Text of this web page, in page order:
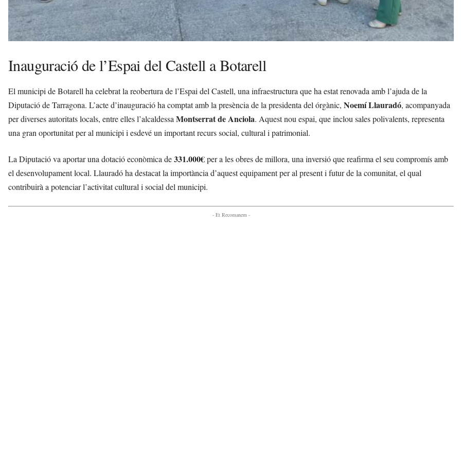
Inauguració de l’Espai del Castell a Botarell
El municipi de Botarell ha celebrat la reobertura de l’Espai del Castell, una infraestructura que ha estat renovada amb l’ajuda de la
Diputació de Tarragona. L’acte d’inauguració ha comptat amb la presència de la presidenta del órgànic, Noemí Llauradó, acompanyada
per diverses autoritats locals, entre elles l’alcaldessa Montserrat de Anciola. Aquest nou espai, que inclou sales polivalents, representa
una gran oportunitat per al municipi i esdevé un important recurs social, cultural i patrimonial.
La Diputació va aportar una dotació econòmica de331.000€per a les obres de millora, una inversió que reafirma el seu compromís amb
el desenvolupament local. Llauradó ha destacat la importància d’aquest equipament per al present i futur de la comunitat, el qual
contribuirà a potenciar l’activitat cultural i social del municipi.
- Et Recomanem -